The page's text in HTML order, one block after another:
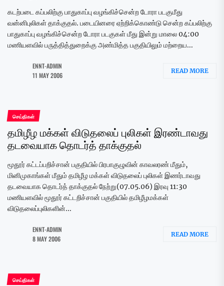
கடற்படை கப்பலிற்கு பாதுகாப்பு வழங்கிச்சென்ற டோரா படகுமீது
வன்னிபுலிகள் தாக்குதல். படையினரை ஏற்றிக்கொண்டு சென்ற கப்பலிற்கு
பாதுகாப்பு வழங்கிச்சென்ற டோரா படகுகள் மீது இன்று மாலை 04:00
மணியளவில் பருத்தித்துறைக்கு அண்மித்த பகுதியிலும் மற்றைய...
ENNT-ADMIN
11 MAY 2006
READ MORE
செய்திகள்
தமிழீழ மக்கள் விடுதலைப் புலிகள் இரண்டாவது
தடவையாக தொடர்த் தாக்குதல்
மூதூர் கட்டப்பறிச்சான் பகுதியில் பிரபாகுழுவின் காவலரண் மீதும்,
மினிமுகாங்கள் மீதும் தமிழீழ மக்கள் விடுதலைப் புலிகள் இணர்டாவது
தடவையாக தொடர்த் தாக்குதல் நேற்று(07.05.06) இரவு 11:30
மணியளவில் மூதூர் கட்டறிச்சான் பகுதியில் தமிழீழமக்கள்
விடுதலைப்புலிகளின்...
ENNT-ADMIN
8 MAY 2006
READ MORE
செய்திகள்